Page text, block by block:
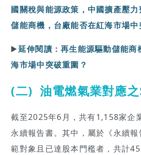
國關稅與能源政策，中國擴產壓
儲能商機，台廠能否在紅海市場中
▶️延伸閱讀：再生能源驅動儲能商
海市場中突破重圍？
(二) 油電燃氣業對應
截至2025年6月，共有1,158家企
永續報告書。其中，屬於《永續
範對象且已達股本門檻者，共計